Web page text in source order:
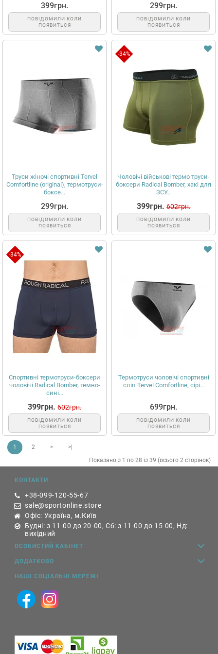
399грн.
ПОВІДОМИЛИ КОЛИ
ПОЯВИТЬСЯ
299грн.
ПОВІДОМИЛИ КОЛИ
ПОЯВИТЬСЯ
Труси жіночі спортивні Tervel
Comfortline (original), термотруси-
боксе...
299грн.
ПОВІДОМИЛИ КОЛИ
ПОЯВИТЬСЯ
-34%
Чоловічі військові термо труси-
боксери Radical Bomber, хакі для
ЗСУ...
399грн. 602грн.
ПОВІДОМИЛИ КОЛИ
ПОЯВИТЬСЯ
-34%
Спортивні термотруси-боксери
чоловічі Radical Bomber, темно-
сині...
399грн. 602грн.
ПОВІДОМИЛИ КОЛИ
ПОЯВИТЬСЯ
Термотруси чоловічі спортивні
сліп Tervel Comfortline, сірі...
699грн.
ПОВІДОМИЛИ КОЛИ
ПОЯВИТЬСЯ
1 2 >
>|
Показано з 1 по 28 із 39 (всього 2 сторінок)
КОНТАКТИ
+38-099-120-55-67
sale@sportonline.store
Офіс: Україна, м.Київ
Будні: з 11-00 до 20-00, Сб: з 11-00 до 15-00, Нд:
вихідний
ОСОБИСТИЙ КАБІНЕТ
ДОДАТКОВО
НАШІ СОЦІАЛЬНІ МЕРЕЖІ